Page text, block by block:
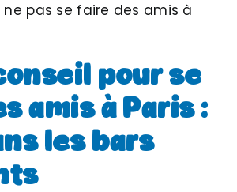
pas se faire des amis à
pour se
amis à Paris :
les bars